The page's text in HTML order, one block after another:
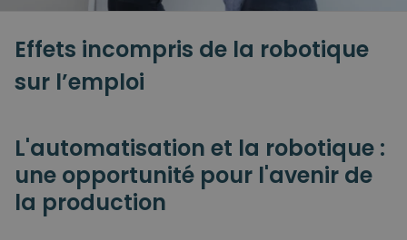
Effets incompris de la robotique
sur l’emploi
L'automatisation et la robotique :
une opportunité pour l'avenir de
la production